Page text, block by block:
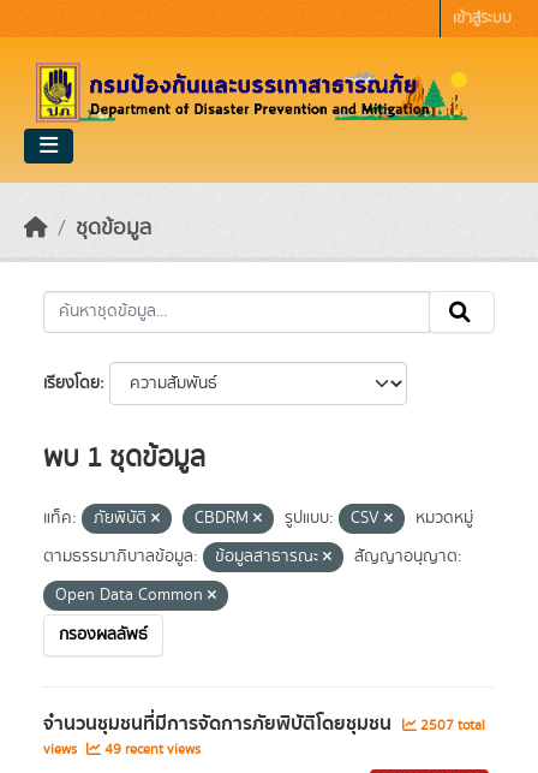
เข้าสู่ระบบ
ชุดข้อมูล
เรียงโดย
พบ 1 ชุดข้อมูล
แท็ค: ภัยพิบัติ CBDRM รูปแบบ: CSV
หมวดหมู่
ตามธรรมาภิบาลข้อมูล:
ข้อมูลสาธารณะ
สัญญาอนุญาต:
Open Data Common
กรองผลลัพธ์
จำนวนชุมชนที่มีการจัดการภัยพิบัติโดยชุมชน
2507 total
views
49 recent views